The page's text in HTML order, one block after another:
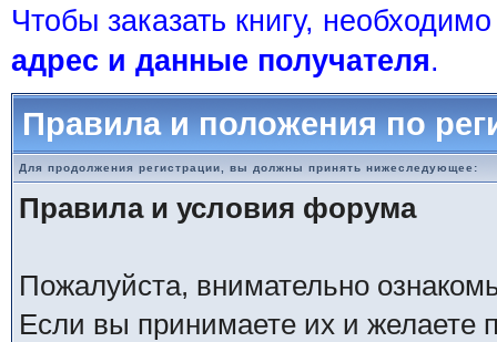
Чтобы заказать книгу,
адрес и данные получателя.
Правила и положения по
Для продолжения регистрации, вы должны принять нижеследующее:
Правила и условия форума
Пожалуйста, внимательно
Если вы принимаете их и желаете